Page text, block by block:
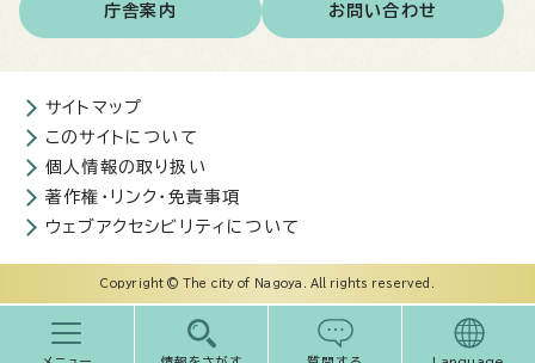
庁舎案内 お問い合わせ
サイトマップ
このサイトについて
個人情報の取り扱い
著作権・リンク・免責事項
ウェブアクセシビリティについて
Copyright © The city of Nagoya. All rights reserved.